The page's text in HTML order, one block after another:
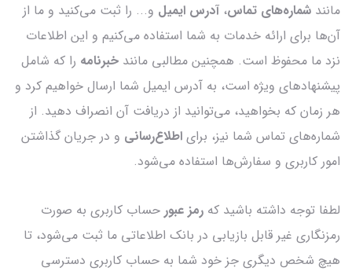
مانند شماره‌های تماس، آدرس ایمیل و... را ثبت می‌کنید و ما از
آن‌ها برای ارائه خدمات به شما استفاده می‌کنیم و این اطلاعات
نزد ما محفوظ است. همچنین مطالبی مانند خبرنامه را که شامل
پیشنهادهای ویژه است، به آدرس ایمیل شما ارسال خواهیم کرد و
هر زمان که بخواهید، می‌توانید از دریافت آن انصراف دهید. از
شماره‌های تماس شما نیز، برای اطلاع‌رسانی و در جریان گذاشتن
امور کاربری و سفارش‌ها استفاده می‌شود.
لطفا توجه داشته باشید که رمز عبور حساب کاربری به صورت
رمزنگاری غیر قابل بازیابی در بانک اطلاعاتی ما ثبت می‌شود، تا
هیچ شخص دیگری جز خود شما به حساب کاربری دسترسی